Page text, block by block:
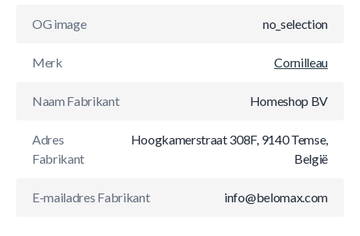
OG image no_selection
Merk Cornilleau
Naam Fabrikant Homeshop BV
Adres
Fabrikant
Hoogkamerstraat 308F, 9140 Temse,
België
E-mailadres Fabrikant info@belomax.com